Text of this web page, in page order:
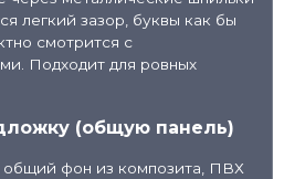
легкий зазор, буквы как бы
смотрится с
Подходит для ровных
(общую панель)
общий фон из композита, ПВХ